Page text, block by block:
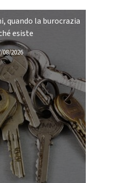
quando la burocrazia
esiste
08/2026